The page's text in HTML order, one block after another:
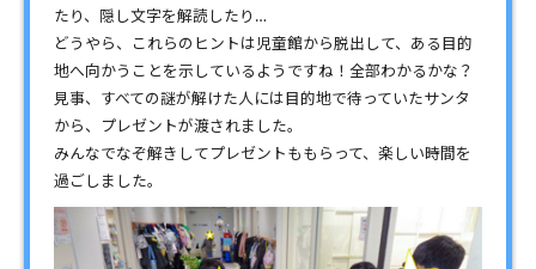
たり、隠し文字を解読したり…
どうやら、これらのヒントは児童館から脱出して、ある目的
地へ向かうことを示しているようですね！全部わかるかな？
見事、すべての謎が解けた人には目的地で待っていたサンタ
から、プレゼントが渡されました。
みんなでなぞ解きしてプレゼントももらって、楽しい時間を
過ごしました。